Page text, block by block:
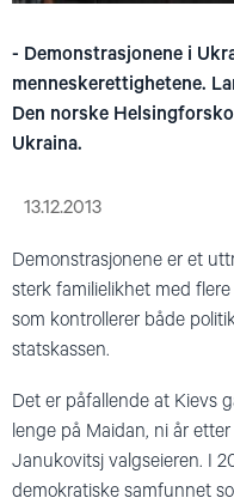
- Demonstrasjonene i
menneskerettighetene.
Den norske
Ukraina.
13.12.2013
Demonstrasjonene er et
sterk familielikhet med
som kontrollerer både
statskassen.
Det er påfallende at Kievs
lenge på Maidan, ni år
Janukovitsj valgseieren. I
demokratiske samfunnet